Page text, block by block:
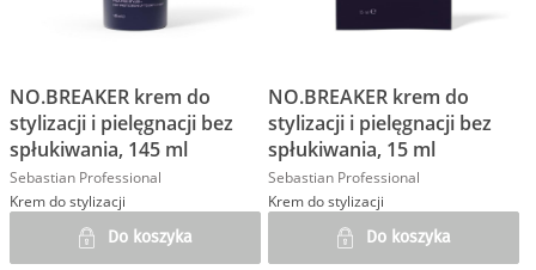
NO.BREAKER krem do
stylizacji i pielęgnacji bez
spłukiwania, 145 ml
Sebastian Professional
Krem do stylizacji
Do koszyka
NO.BREAKER krem do
stylizacji i pielęgnacji bez
spłukiwania, 15 ml
Sebastian Professional
Krem do stylizacji
Do koszyka